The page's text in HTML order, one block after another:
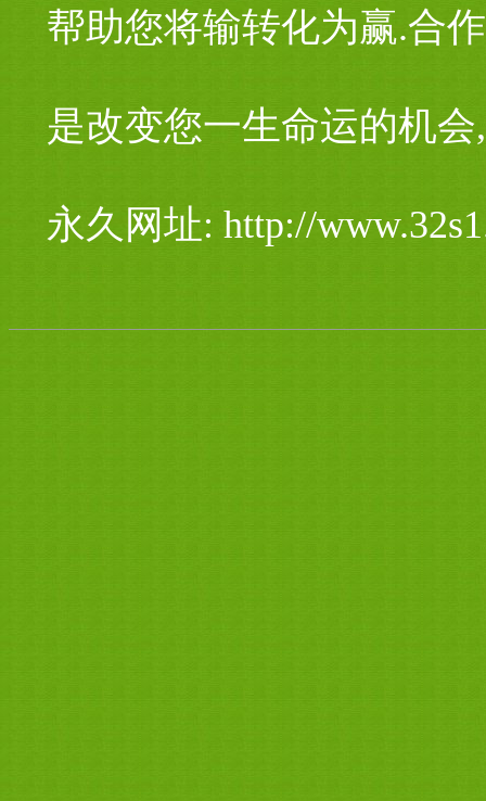
帮助您将输转化为赢.合
是改变您一生命运的机
永久网址: http://